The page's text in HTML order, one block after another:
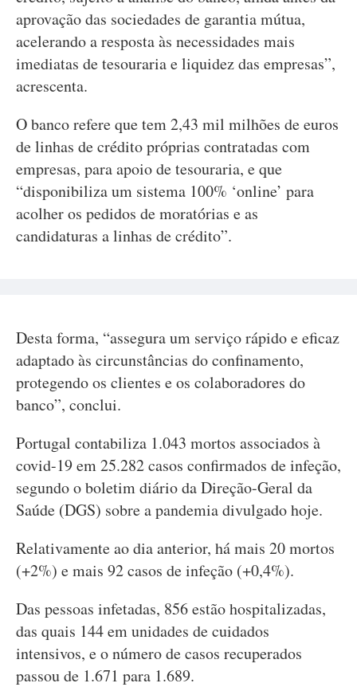
aprovação das sociedades de garantia mútua,
acelerando a resposta às necessidades mais
imediatas de tesouraria e liquidez das empresas”,
acrescenta.
O banco refere que tem 2,43 mil milhões de euros
de linhas de crédito próprias contratadas com
empresas, para apoio de tesouraria, e que
“disponibiliza um sistema 100% ‘online’ para
acolher os pedidos de moratórias e as
candidaturas a linhas de crédito”.
Desta forma, “assegura um serviço rápido e eficaz
adaptado às circunstâncias do confinamento,
protegendo os clientes e os colaboradores do
banco”, conclui.
Portugal contabiliza 1.043 mortos associados à
covid-19 em 25.282 casos confirmados de infeção,
segundo o boletim diário da Direção-Geral da
Saúde (DGS) sobre a pandemia divulgado hoje.
Relativamente ao dia anterior, há mais 20 mortos
(+2%) e mais 92 casos de infeção (+0,4%).
Das pessoas infetadas, 856 estão hospitalizadas,
das quais 144 em unidades de cuidados
intensivos, e o número de casos recuperados
passou de 1.671 para 1.689.